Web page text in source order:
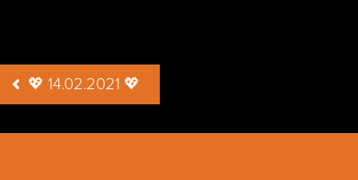
Beitragsnavigation
💖 14.02.2021 💖